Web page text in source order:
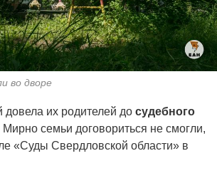
во дворе
довела их родителей до судебного
Мирно семьи договориться не смогли,
«Суды Свердловской области» в